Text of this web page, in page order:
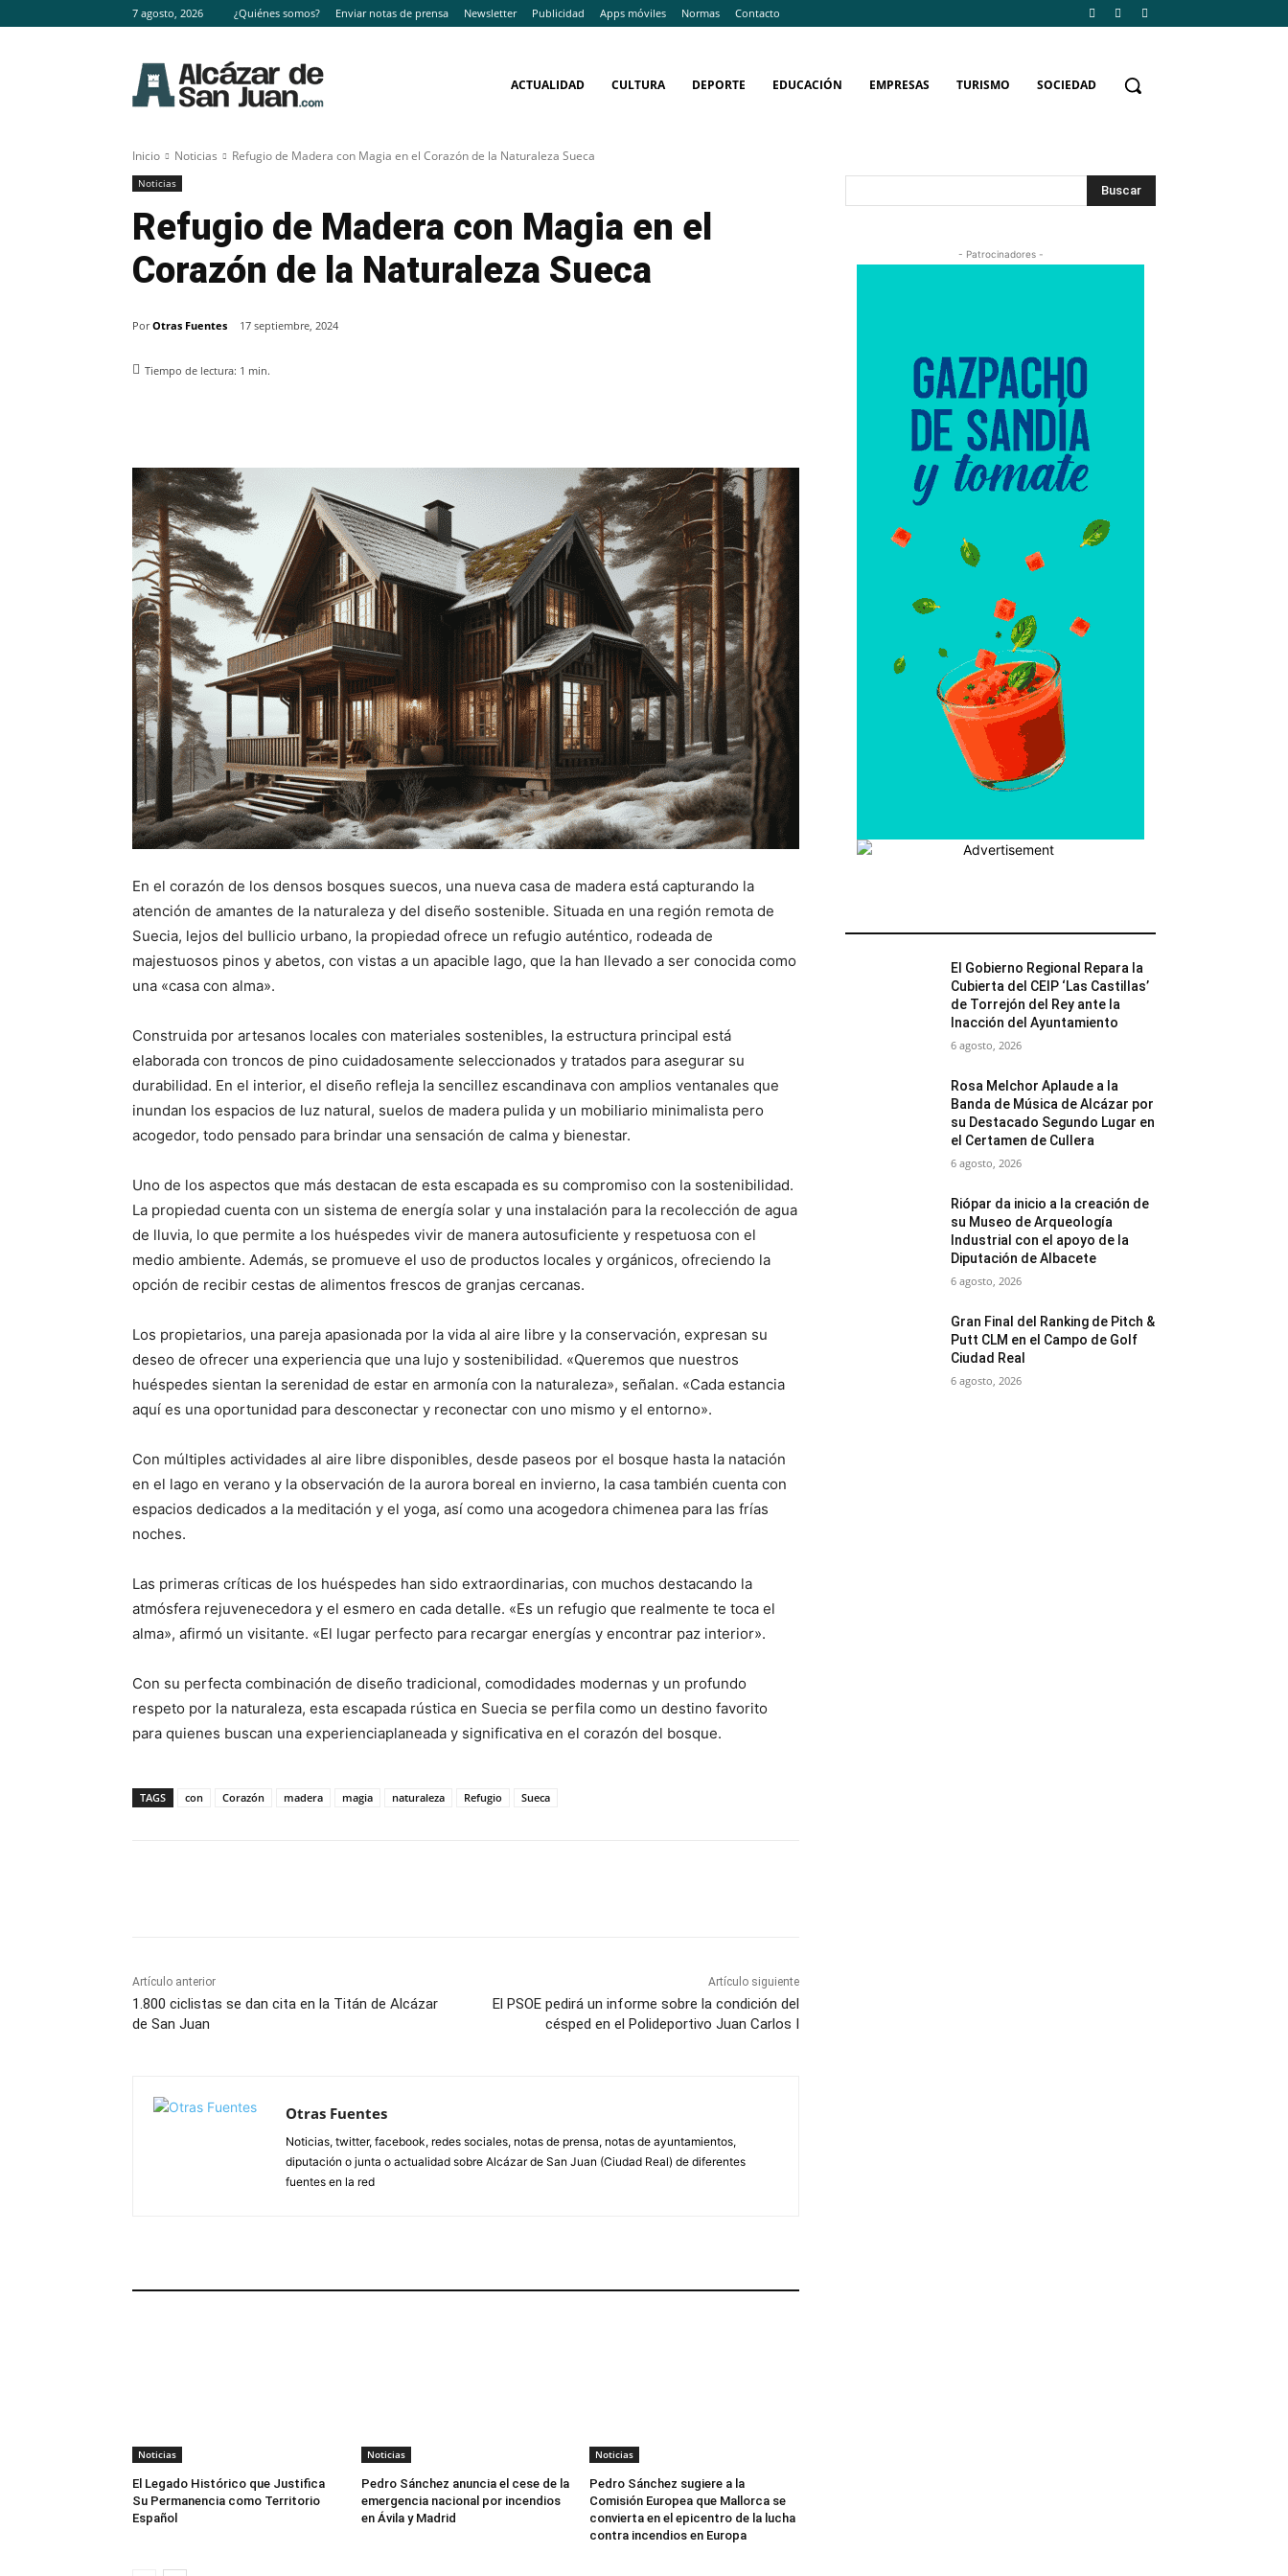
7 agosto, 2026 ¿Quiénes somos? Enviar notas de prensa Newsletter Publicidad Apps móviles Normas Contacto
ACTUALIDAD CULTURA DEPORTE EDUCACIÓN EMPRESAS TURISMO SOCIEDAD
Inicio Noticias Refugio de Madera con Magia en el Corazón de la Naturaleza Sueca
Noticias
Refugio de Madera con Magia en el
Corazón de la Naturaleza Sueca
Por Otras Fuentes 17 septiembre, 2024
Tiempo de lectura: 1 min.
En el corazón de los densos bosques suecos, una nueva casa de madera está capturando la
atención de amantes de la naturaleza y del diseño sostenible. Situada en una región remota de
Suecia, lejos del bullicio urbano, la propiedad ofrece un refugio auténtico, rodeada de
majestuosos pinos y abetos, con vistas a un apacible lago, que la han llevado a ser conocida como
una «casa con alma».
Construida por artesanos locales con materiales sostenibles, la estructura principal está
elaborada con troncos de pino cuidadosamente seleccionados y tratados para asegurar su
durabilidad. En el interior, el diseño refleja la sencillez escandinava con amplios ventanales que
inundan los espacios de luz natural, suelos de madera pulida y un mobiliario minimalista pero
acogedor, todo pensado para brindar una sensación de calma y bienestar.
Uno de los aspectos que más destacan de esta escapada es su compromiso con la sostenibilidad.
La propiedad cuenta con un sistema de energía solar y una instalación para la recolección de agua
de lluvia, lo que permite a los huéspedes vivir de manera autosuficiente y respetuosa con el
medio ambiente. Además, se promueve el uso de productos locales y orgánicos, ofreciendo la
opción de recibir cestas de alimentos frescos de granjas cercanas.
Los propietarios, una pareja apasionada por la vida al aire libre y la conservación, expresan su
deseo de ofrecer una experiencia que una lujo y sostenibilidad. «Queremos que nuestros
huéspedes sientan la serenidad de estar en armonía con la naturaleza», señalan. «Cada estancia
aquí es una oportunidad para desconectar y reconectar con uno mismo y el entorno».
Con múltiples actividades al aire libre disponibles, desde paseos por el bosque hasta la natación
en el lago en verano y la observación de la aurora boreal en invierno, la casa también cuenta con
espacios dedicados a la meditación y el yoga, así como una acogedora chimenea para las frías
noches.
Las primeras críticas de los huéspedes han sido extraordinarias, con muchos destacando la
atmósfera rejuvenecedora y el esmero en cada detalle. «Es un refugio que realmente te toca el
alma», afirmó un visitante. «El lugar perfecto para recargar energías y encontrar paz interior».
Con su perfecta combinación de diseño tradicional, comodidades modernas y un profundo
respeto por la naturaleza, esta escapada rústica en Suecia se perfila como un destino favorito
para quienes buscan una experienciaplaneada y significativa en el corazón del bosque.
TAGS con Corazón madera magia naturaleza Refugio Sueca
Artículo anterior
1.800 ciclistas se dan cita en la Titán de Alcázar
de San Juan
Artículo siguiente
El PSOE pedirá un informe sobre la condición del
césped en el Polideportivo Juan Carlos I
Otras Fuentes
Noticias, twitter, facebook, redes sociales, notas de prensa, notas de ayuntamientos,
diputación o junta o actualidad sobre Alcázar de San Juan (Ciudad Real) de diferentes
fuentes en la red
Noticias
El Legado Histórico que Justifica
Su Permanencia como Territorio
Español
Noticias
Pedro Sánchez anuncia el cese de la
emergencia nacional por incendios
en Ávila y Madrid
Noticias
Pedro Sánchez sugiere a la
Comisión Europea que Mallorca se
convierta en el epicentro de la lucha
contra incendios en Europa
Buscar
- Patrocinadores -
El Gobierno Regional Repara la
Cubierta del CEIP ‘Las Castillas’
de Torrejón del Rey ante la
Inacción del Ayuntamiento
6 agosto, 2026
Rosa Melchor Aplaude a la
Banda de Música de Alcázar por
su Destacado Segundo Lugar en
el Certamen de Cullera
6 agosto, 2026
Riópar da inicio a la creación de
su Museo de Arqueología
Industrial con el apoyo de la
Diputación de Albacete
6 agosto, 2026
Gran Final del Ranking de Pitch &
Putt CLM en el Campo de Golf
Ciudad Real
6 agosto, 2026